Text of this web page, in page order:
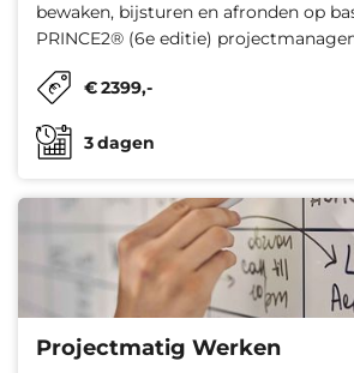
bewaken, bijsturen en afronden op
PRINCE2® (6e editie)
€2399,-
3dagen
Projectmatig Werken